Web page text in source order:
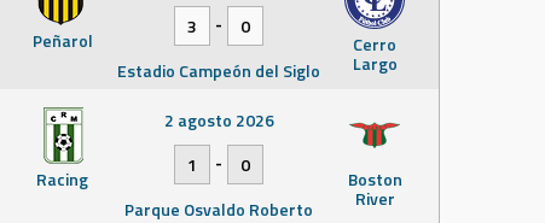
Peñarol Cerro
Largo
3
-
0
Estadio Campeón del Siglo
Racing Boston
River
2 agosto 2026
1
-
0
Parque Osvaldo Roberto